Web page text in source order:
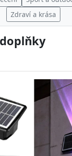
Zdraví a krása